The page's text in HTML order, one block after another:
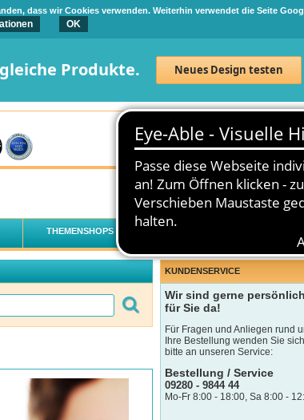
dass wir Cookies verwenden. Weiterhin verwendet die Seite
OK
Produkte. Neues Design testen
Neuanmeldung
0 Artikel 0,00 €
THEMENSHOPS
KUNDENSERVICE
Wir sind gerne persönlich
für Sie da!
Für Fragen und Anliegen rund
Ihre Bestellung wenden Sie sich
bitte an unseren Service:
Bestellung / Service
09280 - 9844 44
Mo-Fr 8:00 - 18:00, Sa 8:00 -